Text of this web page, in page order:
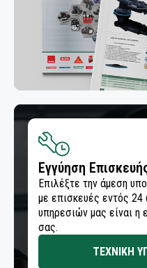
Εγγύηση
Επιλέξτε την άμεση
με επισκευές εντός
υπηρεσιών μας είναι η
σας.
ΤΕΧΝΙΚΗ